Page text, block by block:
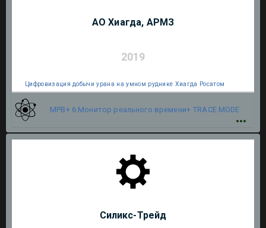
АО Хиагда, АРМЗ
2019
Цифровизация добычи урана на умном руднике Хиагда Росатом
МРВ+ 6.Монитор реального времени+ TRACE MODE
Силикс-Трейд